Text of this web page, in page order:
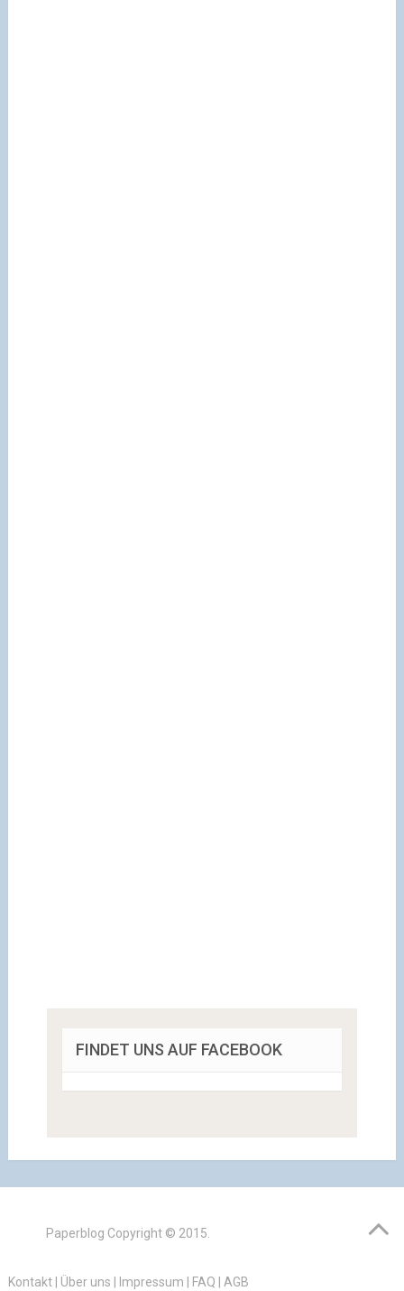
FINDET UNS AUF FACEBOOK
Paperblog Copyright © 2015.
Kontakt| Über uns Impressum FAQ AGB